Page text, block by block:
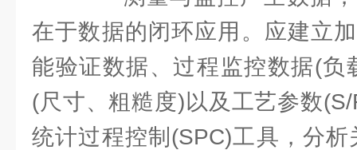
在于数据的闭环应用。应建立
能验证数据、过程监控数据(负
(尺寸、粗糙度)以及工艺参数
统计过程控制(SPC)工具，分